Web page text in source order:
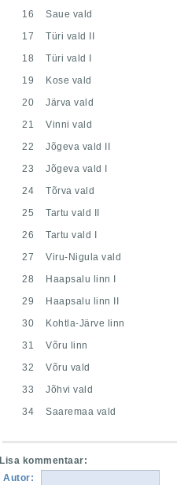
16
Saue vald
17
Türi vald II
18
Türi vald I
19
Kose vald
20
Järva vald
21
Vinni vald
22
Jõgeva vald II
23
Jõgeva vald I
24
Tõrva vald
25
Tartu vald II
26
Tartu vald I
27
Viru-Nigula vald
28
Haapsalu linn I
29
Haapsalu linn II
30
Kohtla-Järve linn
31
Võru linn
32
Võru vald
33
Jõhvi vald
34
Saaremaa vald
Lisa kommentaar:
Autor: